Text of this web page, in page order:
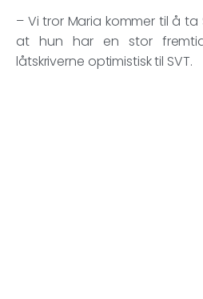
– Vi tror Maria kommer til å
at hun har en stor
låtskriverne optimistisk til SVT.